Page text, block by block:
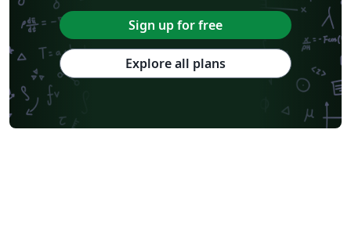
Sign up for free
Explore all plans